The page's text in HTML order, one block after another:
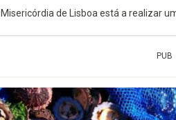
de Lisboa está a realizar
PUB